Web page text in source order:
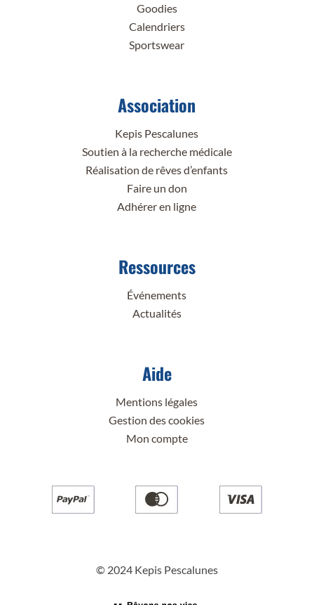
Goodies
Calendriers
Sportswear
Association
Kepis Pescalunes
Soutien à la recherche médicale
Réalisation de rêves d’enfants
Faire un don
Adhérer en ligne
Ressources
Événements
Actualités
Aide
Mentions légales
Gestion des cookies
Mon compte
© 2024 Kepis Pescalunes